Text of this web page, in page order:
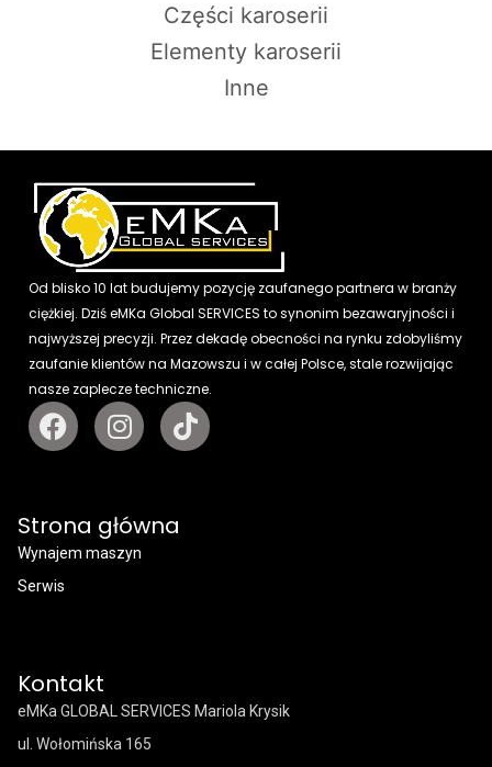
Części karoserii
Elementy karoserii
Inne
Od blisko 10 lat budujemy pozycję zaufanego partnera w branży
ciężkiej. Dziś eMKa Global SERVICES to synonim bezawaryjności i
najwyższej precyzji. Przez dekadę obecności na rynku zdobyliśmy
zaufanie klientów na Mazowszu i w całej Polsce, stale rozwijając
nasze zaplecze techniczne.
Strona główna
Wynajem maszyn
Serwis
Kontakt
eMKa GLOBAL SERVICES Mariola Krysik
ul. Wołomińska 165